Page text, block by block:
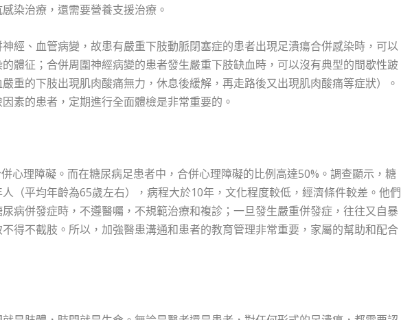
染治療，還需要營養支援治療。
經、血管病變，故患有嚴重下肢動脈閉塞症的患者出現足潰瘍合併感染時，可以
體征；合併周圍神經病變的患者發生嚴重下肢缺血時，可以沒有典型的間歇性跛
重的下肢出現肌肉酸痛無力，休息後緩解，再走路後又出現肌肉酸痛等症狀）。
素的患者，定期進行全面體檢是非常重要的。
心理障礙。而在糖尿病足患者中，合併心理障礙的比例高達50%。調查顯示，糖
（平均年齡為65歲左右），病程大於10年，文化程度較低，經濟條件較差。他們
病併發症時，不遵醫囑，不規範治療和複診；一旦發生嚴重併發症，往往又自暴
得不截肢。所以，加強醫患溝通和患者的教育管理非常重要，家屬的幫助和配合